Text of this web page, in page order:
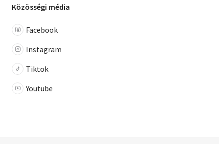
Közösségi média
Facebook
Instagram
Tiktok
Youtube